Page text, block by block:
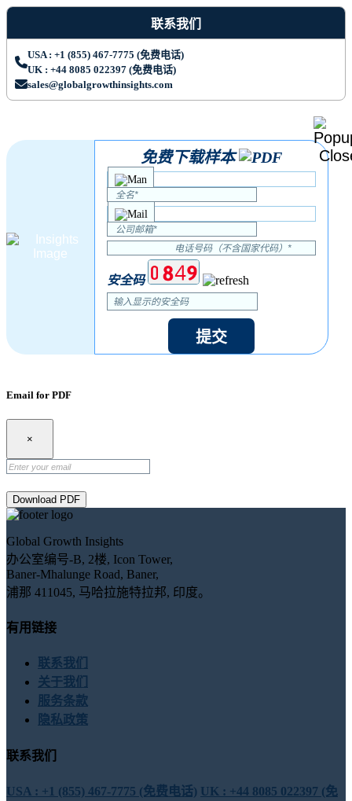
联系我们
USA : +1 (855) 467-7775 (免费电话)
UK : +44 8085 022397 (免费电话)
sales@globalgrowthinsights.com
免费下载样本
安全码
提交
Email for PDF
×
Download PDF
Global Growth Insights
办公室编号-B, 2楼, Icon Tower,
Baner-Mhalunge Road, Baner,
浦那 411045, 马哈拉施特拉邦, 印度。
有用链接
联系我们
关于我们
服务条款
隐私政策
联系我们
USA : +1 (855) 467-7775 (免费电话) UK : +44 8085 022397 (免